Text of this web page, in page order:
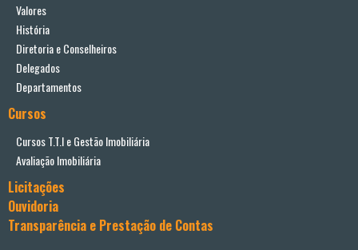
Valores
História
Diretoria e Conselheiros
Delegados
Departamentos
Cursos
Cursos T.T.I e Gestão Imobiliária
Avaliação Imobiliária
Licitações
Ouvidoria
Transparência e Prestação de Contas